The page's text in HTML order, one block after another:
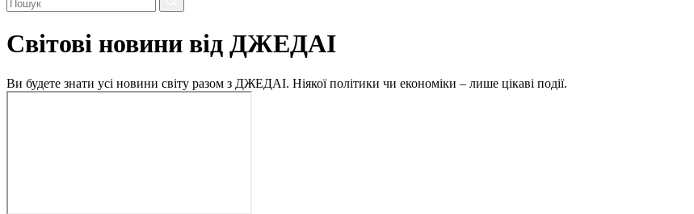
Світові новини від ДЖЕДАІ
Ви будете знати усі новини світу разом з ДЖЕДАІ. Ніякої політики чи економіки – лише цікаві події.